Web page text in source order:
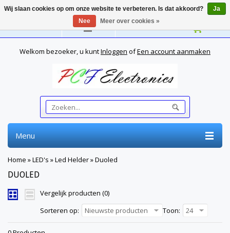
Nederlands
Welkom bezoeker, u kuntInloggen ofEen account aanmaken
Menu
Home »LED's »Led Helder»Duoled
DUOLED
Vergelijk producten (0)
Sorteren op:
Nieuwste producten Toon: 24
Wij slaan cookies op om onze website te verbeteren. Is dat akkoord?
Ja
Nee
Meer over cookies »